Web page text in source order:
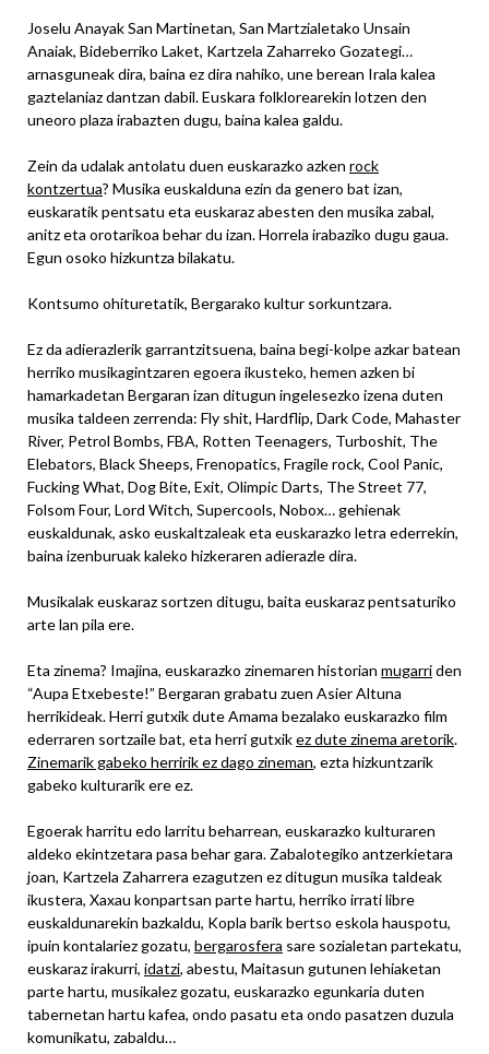
Joselu Anayak San Martinetan, San Martzialetako Unsain
Anaiak, Bideberriko Laket, Kartzela Zaharreko Gozategi…
arnasguneak dira, baina ez dira nahiko, une berean Irala kalea
gaztelaniaz dantzan dabil. Euskara folklorearekin lotzen den
uneoro plaza irabazten dugu, baina kalea galdu.
Zein da udalak antolatu duen euskarazko azken rock
kontzertua? Musika euskalduna ezin da genero bat izan,
euskaratik pentsatu eta euskaraz abesten den musika zabal,
anitz eta orotarikoa behar du izan. Horrela irabaziko dugu gaua.
Egun osoko hizkuntza bilakatu.
Kontsumo ohituretatik, Bergarako kultur sorkuntzara.
Ez da adierazlerik garrantzitsuena, baina begi-kolpe azkar batean
herriko musikagintzaren egoera ikusteko, hemen azken bi
hamarkadetan Bergaran izan ditugun ingelesezko izena duten
musika taldeen zerrenda: Fly shit, Hardflip, Dark Code, Mahaster
River, Petrol Bombs, FBA, Rotten Teenagers, Turboshit, The
Elebators, Black Sheeps, Frenopatics, Fragile rock, Cool Panic,
Fucking What, Dog Bite, Exit, Olimpic Darts, The Street 77,
Folsom Four, Lord Witch, Supercools, Nobox… gehienak
euskaldunak, asko euskaltzaleak eta euskarazko letra ederrekin,
baina izenburuak kaleko hizkeraren adierazle dira.
Musikalak euskaraz sortzen ditugu, baita euskaraz pentsaturiko
arte lan pila ere.
Eta zinema? Imajina, euskarazko zinemaren historian mugarriden
“Aupa Etxebeste!” Bergaran grabatu zuen Asier Altuna
herrikideak. Herri gutxik dute Amama bezalako euskarazko film
ederraren sortzaile bat, eta herri gutxikez dute zinema aretorik.
Zinemarik gabeko herririk ez dago zineman, ezta hizkuntzarik
gabeko kulturarik ere ez.
Egoerak harritu edo larritu beharrean, euskarazko kulturaren
aldeko ekintzetara pasa behar gara. Zabalotegiko antzerkietara
joan, Kartzela Zaharrera ezagutzen ez ditugun musika taldeak
ikustera, Xaxau konpartsan parte hartu, herriko irrati libre
euskaldunarekin bazkaldu, Kopla barik bertso eskola hauspotu,
ipuin kontalariez gozatu, bergarosfera sare sozialetan partekatu,
euskaraz irakurri, idatzi, abestu, Maitasun gutunen lehiaketan
parte hartu, musikalez gozatu, euskarazko egunkaria duten
tabernetan hartu kafea, ondo pasatu eta ondo pasatzen duzula
komunikatu, zabaldu…